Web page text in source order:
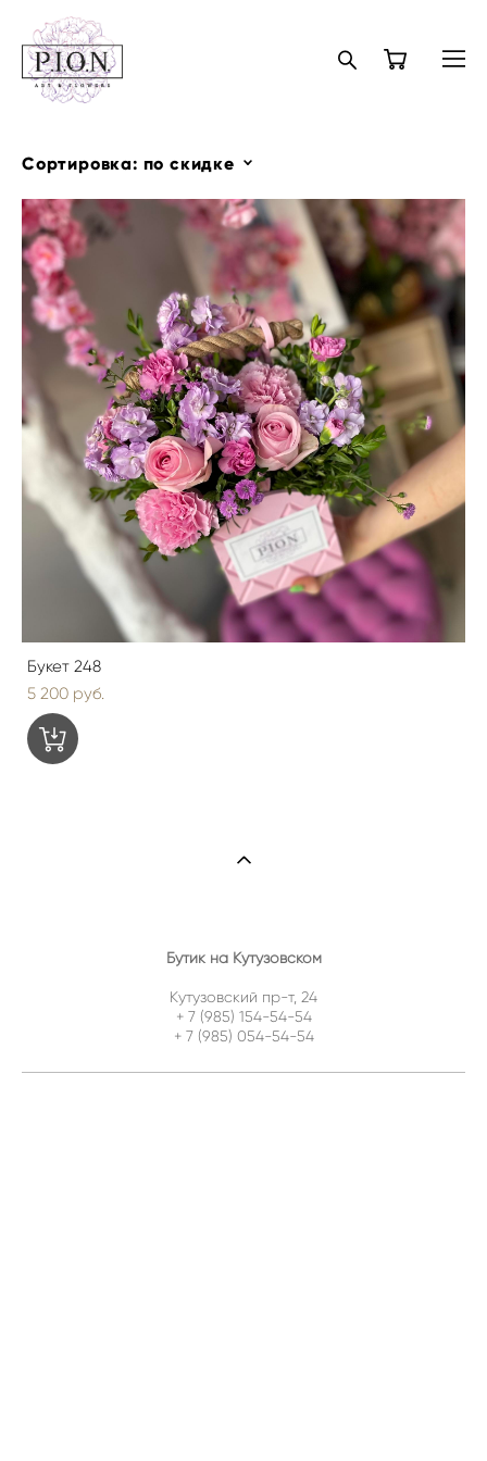
Сортировка: по скидке
Букет 248
5 200 pуб.
Бутик на Кутузовском
Кутузовский пр-т, 24
+ 7 (985) 154-54-54
+ 7 (985) 054-54-54